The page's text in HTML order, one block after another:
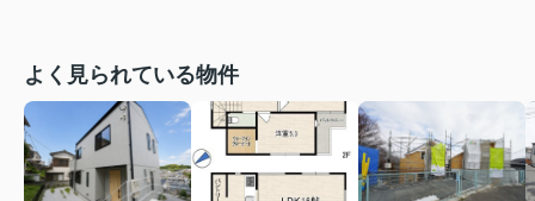
よく見られている物件